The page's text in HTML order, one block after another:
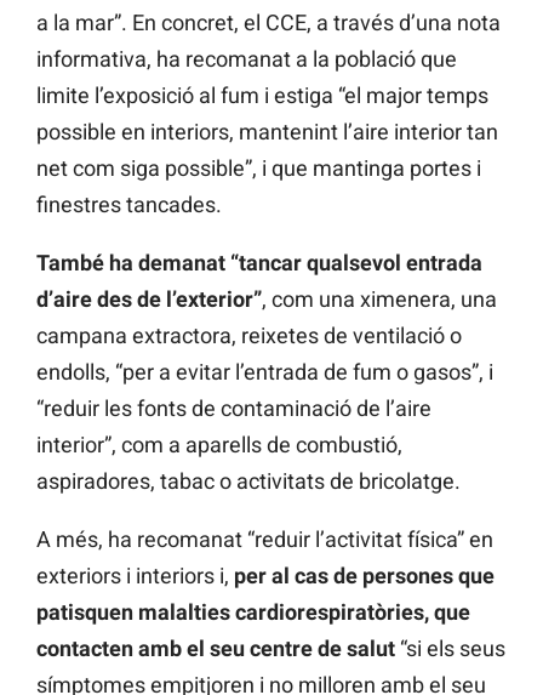
a la mar”. En concret, el CCE, a través d’una nota
informativa, ha recomanat a la població que
limite l’exposició al fum i estiga “el major temps
possible en interiors, mantenint l’aire interior tan
net com siga possible”, i que mantinga portes i
finestres tancades.
També ha demanat “tancar qualsevol entrada
d’aire des de l’exterior”, com una ximenera, una
campana extractora, reixetes de ventilació o
endolls, “per a evitar l’entrada de fum o gasos”, i
“reduir les fonts de contaminació de l’aire
interior”, com a aparells de combustió,
aspiradores, tabac o activitats de bricolatge.
A més, ha recomanat “reduir l’activitat física” en
exteriors i interiors i, per al cas de persones que
patisquen malalties cardiorespiratòries, que
contacten amb el seu centre de salut “si els seus
símptomes empitjoren i no milloren amb el seu